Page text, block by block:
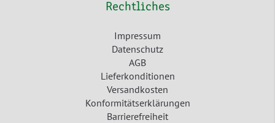
Rechtliches
Impressum
Datenschutz
AGB
Lieferkonditionen
Versandkosten
Konformitätserklärungen
Barrierefreiheit